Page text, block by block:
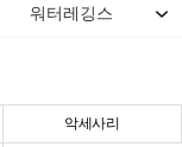
워터레깅스 비
메뉴
악세사리